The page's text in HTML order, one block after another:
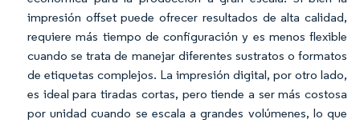
impresión offset puede ofrecer resultados de alta calidad,
requiere más tiempo de configuración y es menos flexible
cuando se trata de manejar diferentes sustratos o formatos
de etiquetas complejos. La impresión digital, por otro lado,
es ideal para tiradas cortas, pero tiende a ser más costosa
por unidad cuando se escala a grandes volúmenes, lo que